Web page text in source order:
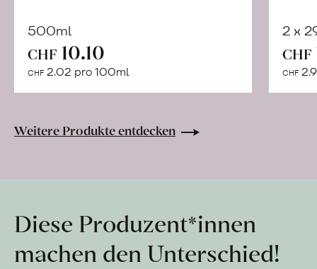
500ml
CHF 10.10
CHF 2.02 pro 100ml
Warenkorb
2 x
CHF
CHF
Weitere Produkte entdecken
Diese Produzent*innen
machen den Unterschied!